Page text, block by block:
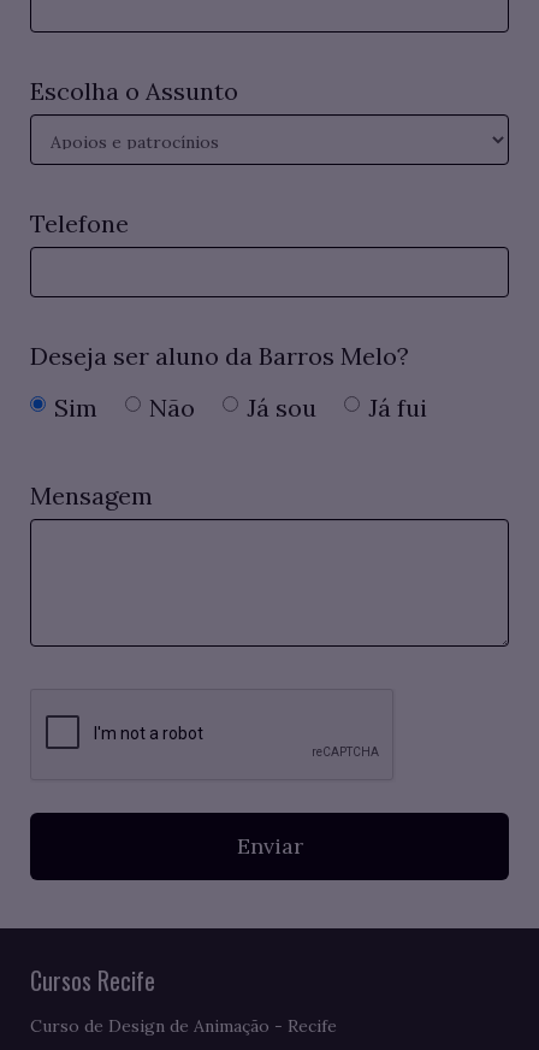
Escolha o Assunto
Telefone
Deseja ser aluno da Barros Melo?
Sim
Não Já sou Já fui
Mensagem
Enviar
Cursos Recife
Curso de Design de Animação - Recife